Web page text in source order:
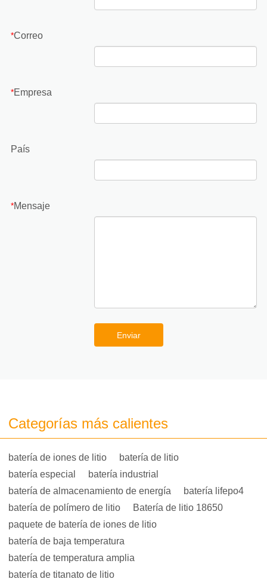
*Correo
*Empresa
País
*Mensaje
Enviar
Categorías más calientes
batería de iones de litio
batería de litio
batería especial
batería industrial
batería de almacenamiento de energía
batería lifepo4
batería de polímero de litio
Batería de litio 18650
paquete de batería de iones de litio
batería de baja temperatura
batería de temperatura amplia
batería de titanato de litio